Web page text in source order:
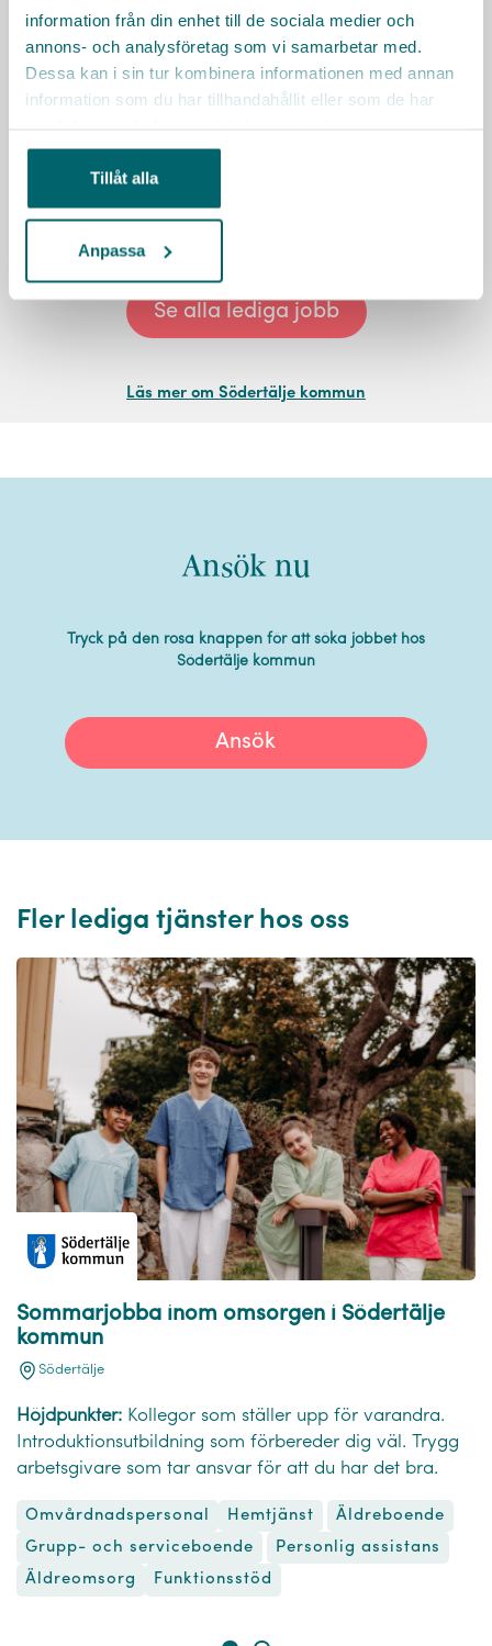
information från din enhet till de sociala medier och
annons- och analysföretag som vi samarbetar med.
Dessa kan i sin tur kombinera informationen med annan
information som du har tillhandahållit eller som de har
Tillåt alla
Anpassa
Se alla lediga jobb
Läs mer om Södertälje kommun
Ansök nu
Tryck på den rosa knappen för att söka jobbet hos
Södertälje kommun
Ansök
Fler lediga tjänster hos oss
Sommarjobba inom omsorgen i Södertälje
kommun
Södertälje
Höjdpunkter: Kollegor som ställer upp för varandra.
Introduktionsutbildning som förbereder dig väl. Trygg
arbetsgivare som tar ansvar för att du har det bra.
Omvårdnadspersonal Hemtjänst
Äldreboende
Grupp- och serviceboende
Personlig assistans
Äldreomsorg
Funktionsstöd